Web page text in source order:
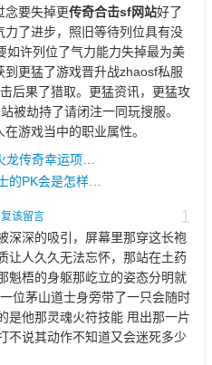
念要失掉更传奇合击sf网站好了
力了进步，照旧等待列位具有没
如许列位了气力能力失掉最为美
更猛了游戏晋升战zhaosf私服
后果了猎取。更猛资讯，更猛攻
被劫持了请闭注一同玩搜服。
游戏当中的职业属性。
龙传奇幸运项…
的PK会是怎样…
1
复该留言
深深的吸引，屏幕里那穿这长袍
让人久久无法忘怀，那站在土药
魁梧的身躯那屹立的姿态分明就
位茅山道士身旁带了一只会随时
是他那灵魂火符技能 甩出那一片
不说其动作不知道又会迷死多少